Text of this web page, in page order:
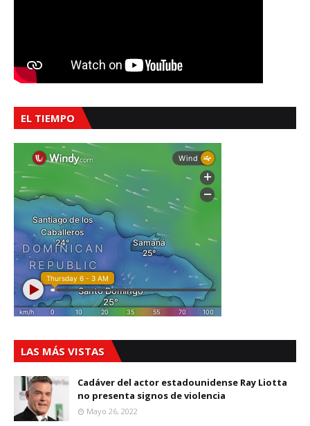
EL TIEMPO
LAS MÁS VISTAS
Cadáver del actor estadounidense Ray Liotta
no presenta signos de violencia
Mayo 26, 2022